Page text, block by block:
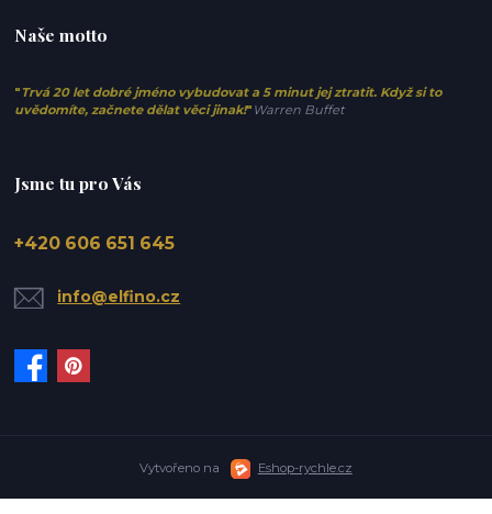
Naše motto
" Trvá 20 let dobré jméno vybudovat a 5 minut jej ztratit. Když si to
uvědomíte, začnete dělat věci jinak!" Warren Buffet
Jsme tu pro Vás
+420 606 651 645
info@elfino.cz
Vytvořeno na Eshop-rychle.cz